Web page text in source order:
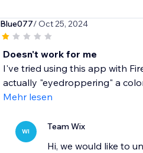
Blue077/ Oct 25, 2024
Doesn't work for me
I've tried using this app with
actually "eyedroppering" a
Mehr lesen
WI Team Wix
Hi, we would like to